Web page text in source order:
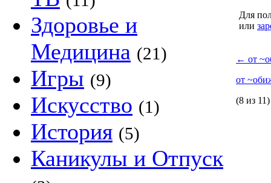
Здоровье и
Медицина (21)
Игры (9)
Искусство (1)
История (5)
Каникулы и Отпуск
Для
или
← от
от
(8 из 11)